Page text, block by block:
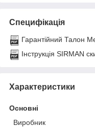
Специфікація
Гарантійний Талон
Інструкція SIRMAN
Характеристики
Основні
Виробник